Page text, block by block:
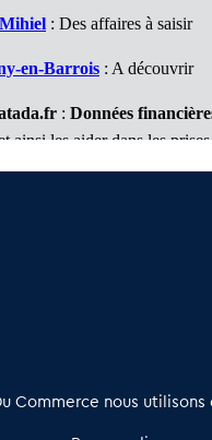
: Des affaires à saisir
en-Barrois : A découvrir
: Données
ainsi les aider dans les
Commerce nous